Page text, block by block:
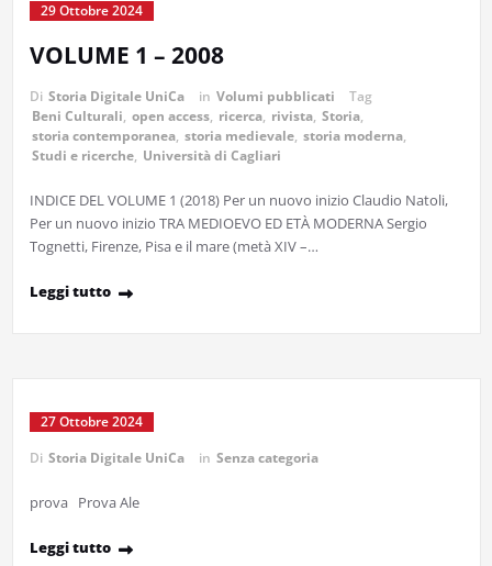
29 Ottobre 2024
VOLUME 1 – 2008
Di Storia Digitale UniCa in Volumi pubblicati
Tag
Beni Culturali, open access, ricerca, rivista, Storia,
storia contemporanea, storia medievale, storia moderna,
Studi e ricerche, Università di Cagliari
INDICE DEL VOLUME 1 (2018) Per un nuovo inizio Claudio Natoli,
Per un nuovo inizio TRA MEDIOEVO ED ETÀ MODERNA Sergio
Tognetti, Firenze, Pisa e il mare (metà XIV –…
Leggi tutto
27 Ottobre 2024
Di Storia Digitale UniCa in Senza categoria
prova Prova Ale
Leggi tutto